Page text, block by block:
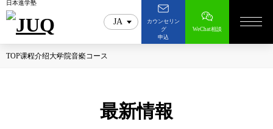
日本進学塾
JA
カウンセリン
グ
申込
WeChat相談
TOP课程介绍大学院音楽コース
最新情報